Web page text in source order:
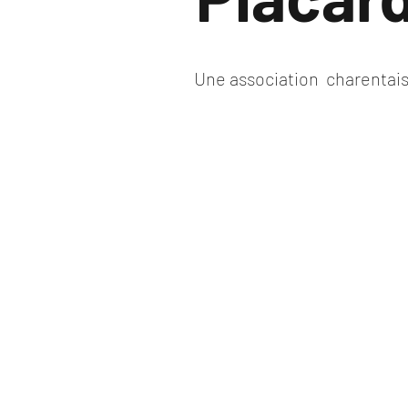
Une association